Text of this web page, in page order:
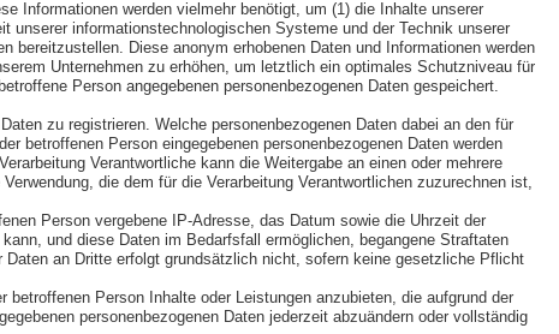
Informationen werden vielmehr benötigt, um (1) die Inhalte unserer
unserer informationstechnologischen Systeme und der Technik unserer
bereitzustellen. Diese anonym erhobenen Daten und Informationen werden
Unternehmen zu erhöhen, um letztlich ein optimales Schutzniveau für
Person angegebenen personenbezogenen Daten gespeichert.
zu registrieren. Welche personenbezogenen Daten dabei an den für
betroffenen Person eingegebenen personenbezogenen Daten werden
Verantwortliche kann die Weitergabe an einen oder mehrere
die dem für die Verarbeitung Verantwortlichen zuzurechnen ist,
Person vergebene IP-Adresse, das Datum sowie die Uhrzeit der
und diese Daten im Bedarfsfall ermöglichen, begangene Straftaten
an Dritte erfolgt grundsätzlich nicht, sofern keine gesetzliche Pflicht
Person Inhalte oder Leistungen anzubieten, die aufgrund der
personenbezogenen Daten jederzeit abzuändern oder vollständig